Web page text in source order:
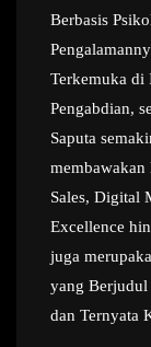
Berbasis
Terkemuka di
Pengabdian,
Saputa
membawakan
Sales, Digital
Excellence
juga
yang Berjudul
dan Ternyata